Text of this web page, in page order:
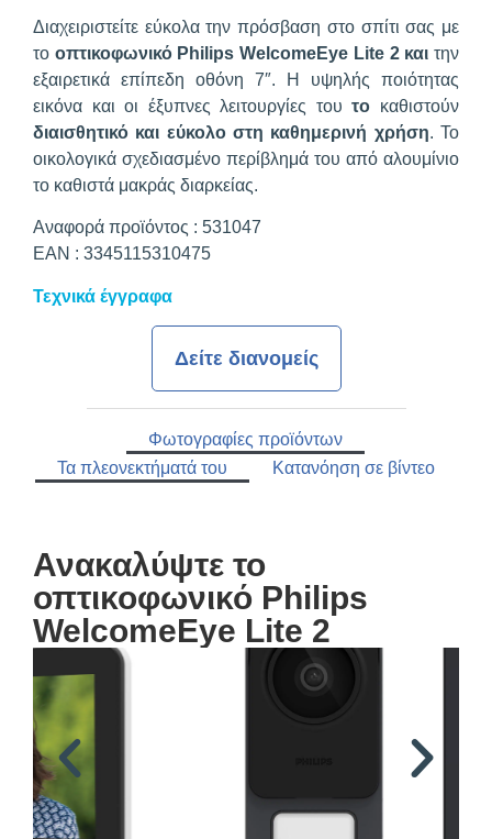
Διαχειριστείτε εύκολα την πρόσβαση στο σπίτι σας με
το οπτικοφωνικό Philips WelcomeEye Lite 2 και την
εξαιρετικά επίπεδη οθόνη 7″. Η υψηλής ποιότητας
εικόνα και οι έξυπνες λειτουργίες τουτο καθιστούν
διαισθητικό και εύκολο στη καθημερινή χρήση. Το
οικολογικά σχεδιασμένο περίβλημά του από αλουμίνιο
το καθιστά μακράς διαρκείας.
Αναφορά προϊόντος : 531047
EAN : 3345115310475
Τεχνικά έγγραφα
Δείτε διανομείς
Φωτογραφίες προϊόντων
Τα πλεονεκτήματά του
Κατανόηση σε βίντεο
Ανακαλύψτε το
οπτικοφωνικό Philips
WelcomeEye Lite 2